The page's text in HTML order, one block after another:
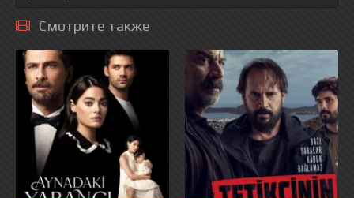
Смотрите также